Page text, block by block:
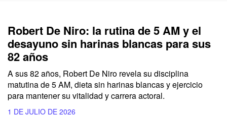
Robert De Niro: la rutina de 5 AM y el
desayuno sin harinas blancas para sus
82 años
A sus 82 años, Robert De Niro revela su disciplina
matutina de 5 AM, dieta sin harinas blancas y ejercicio
para mantener su vitalidad y carrera actoral.
1 DE JULIO DE 2026